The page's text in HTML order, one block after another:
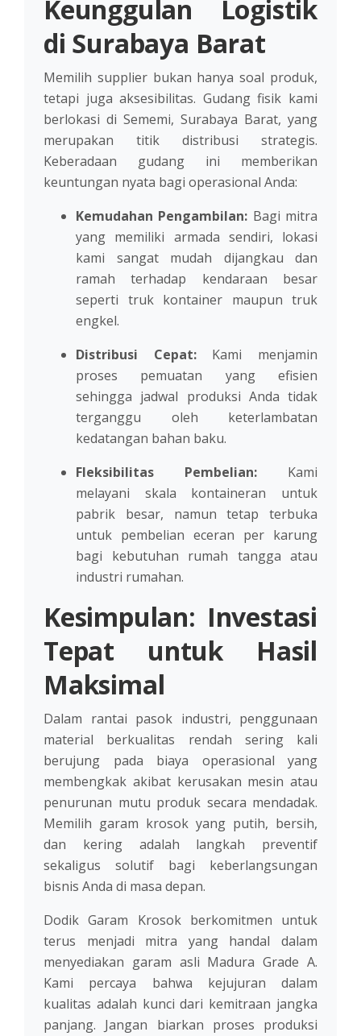
Keunggulan Logistik
di Surabaya Barat
Memilih supplier bukan hanya soal produk,
tetapi juga aksesibilitas. Gudang fisik kami
berlokasi di Sememi, Surabaya Barat, yang
merupakan titik distribusi strategis.
Keberadaan gudang ini memberikan
keuntungan nyata bagi operasional Anda:
Kemudahan Pengambilan: Bagi mitra
yang memiliki armada sendiri, lokasi
kami sangat mudah dijangkau dan
ramah terhadap kendaraan besar
seperti truk kontainer maupun truk
engkel.
Distribusi Cepat:Kami menjamin
proses pemuatan yang efisien
sehingga jadwal produksi Anda tidak
terganggu oleh keterlambatan
kedatangan bahan baku.
Fleksibilitas Pembelian: Kami
melayani skala kontaineran untuk
pabrik besar, namun tetap terbuka
untuk pembelian eceran per karung
bagi kebutuhan rumah tangga atau
industri rumahan.
Kesimpulan: Investasi
Tepat untuk Hasil
Maksimal
Dalam rantai pasok industri, penggunaan
material berkualitas rendah sering kali
berujung pada biaya operasional yang
membengkak akibat kerusakan mesin atau
penurunan mutu produk secara mendadak.
Memilih garam krosok yang putih, bersih,
dan kering adalah langkah preventif
sekaligus solutif bagi keberlangsungan
bisnis Anda di masa depan.
Dodik Garam Krosok berkomitmen untuk
terus menjadi mitra yang handal dalam
menyediakan garam asli Madura Grade A.
Kami percaya bahwa kejujuran dalam
kualitas adalah kunci dari kemitraan jangka
panjang. Jangan biarkan proses produksi